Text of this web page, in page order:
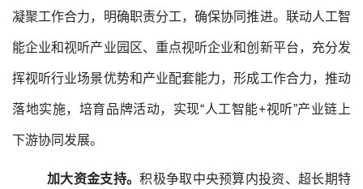
凝聚工作合力，明确职责分工，确保协同推进。联动人工智
能企业和视听产业园区、重点视听企业和创新平台，充分发
挥视听行业场景优势和产业配套能力，形成工作合力，推动
落地实施，培育品牌活动，实现“人工智能+视听”产业链上
下游协同发展。
加大资金支持。积极争取中央预算内投资、超长期特